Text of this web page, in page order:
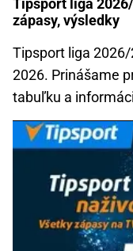
zápasy, výsledky
Tipsport liga
2026. Prinášame
tabuľku a